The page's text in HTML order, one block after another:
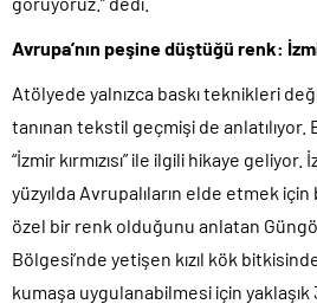
Avrupa’nın peşine düştüğü renk: İzmir
Atölyede yalnızca baskı teknikleri
tanınan tekstil geçmişi de anlatılıyor.
“İzmir kırmızısı” ile ilgili hikaye geliyor.
yüzyılda Avrupalıların elde etmek için
özel bir renk olduğunu anlatan
Bölgesi’nde yetişen kızıl kök
kumaşa uygulanabilmesi için yaklaşık